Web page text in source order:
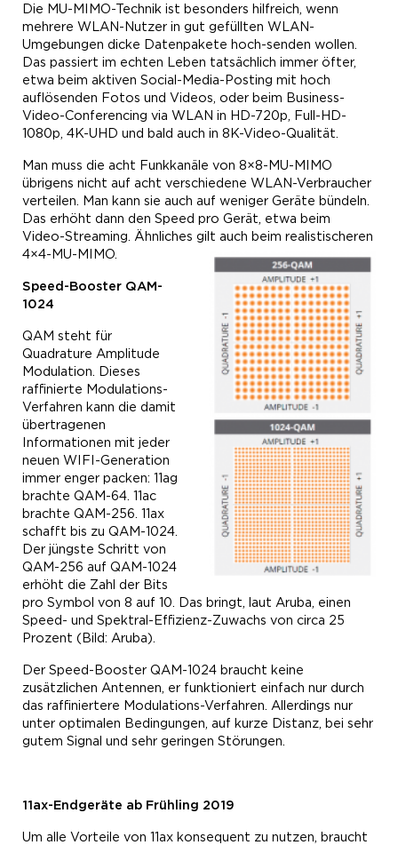
Die MU-MIMO-Technik ist besonders hilfreich, wenn
mehrere WLAN-Nutzer in gut gefüllten WLAN-
Umgebungen dicke Datenpakete hoch-senden wollen.
Das passiert im echten Leben tatsächlich immer öfter,
etwa beim aktiven Social-Media-Posting mit hoch
auflösenden Fotos und Videos, oder beim Business-
Video-Conferencing via WLAN in HD-720p, Full-HD-
1080p, 4K-UHD und bald auch in 8K-Video-Qualität.
Man muss die acht Funkkanäle von 8×8-MU-MIMO
übrigens nicht auf acht verschiedene WLAN-Verbraucher
verteilen. Man kann sie auch auf weniger Geräte bündeln.
Das erhöht dann den Speed pro Gerät, etwa beim
Video-Streaming. Ähnliches gilt auch beim realistischeren
4×4-MU-MIMO.
Speed-Booster QAM-
1024
QAM steht für
Quadrature Amplitude
Modulation. Dieses
raffinierte Modulations-
Verfahren kann die damit
übertragenen
Informationen mit jeder
neuen WIFI-Generation
immer enger packen: 11ag
brachte QAM-64. 11ac
brachte QAM-256. 11ax
schafft bis zu QAM-1024.
Der jüngste Schritt von
QAM-256 auf QAM-1024
erhöht die Zahl der Bits
pro Symbol von 8 auf 10. Das bringt, laut Aruba, einen
Speed- und Spektral-Effizienz-Zuwachs von circa 25
Prozent (Bild: Aruba).
Der Speed-Booster QAM-1024 braucht keine
zusätzlichen Antennen, er funktioniert einfach nur durch
das raffiniertere Modulations-Verfahren. Allerdings nur
unter optimalen Bedingungen, auf kurze Distanz, bei sehr
gutem Signal und sehr geringen Störungen.
11ax-Endgeräte ab Frühling 2019
Um alle Vorteile von 11ax konsequent zu nutzen,
braucht